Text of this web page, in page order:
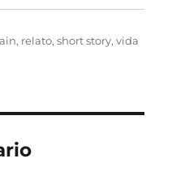
, relato,short story,vida